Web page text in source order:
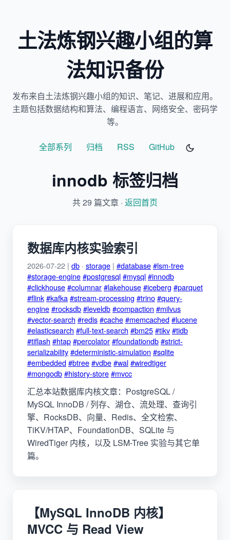
土法炼钢兴趣小组的算
法知识备份
发布来自土法炼钢兴趣小组的知识、笔记、进展和应用。
主题包括数据结构和算法、编程语言、网络安全、密码学
等。
全部系列 归档 RSS GitHub
innodb 标签归档
共 29 篇文章 · 返回首页
数据库内核实验索引
2026-07-22 | db · storage | #database#lsm-tree
#storage-engine#postgresql#mysql#innodb
#clickhouse#columnar#lakehouse#iceberg #parquet
#flink#kafka#stream-processing #trino#query-
engine#rocksdb#leveldb#compaction #milvus
#vector-search #redis#cache#memcached#lucene
#elasticsearch #full-text-search #bm25#tikv#tidb
#tiflash #htap#percolator#foundationdb#strict-
serializability#deterministic-simulation #sqlite
#embedded#btree#vdbe#wal#wiredtiger
#mongodb#history-store#mvcc
汇总本站数据库内核文章：PostgreSQL /
MySQL InnoDB / 列存、湖仓、流处理、查询引
擎、RocksDB、向量、Redis、全文检索、
TiKV/HTAP、FoundationDB、SQLite 与
WiredTiger 内核，以及 LSM-Tree 实验与其它单
篇。
【MySQL InnoDB 内核】
MVCC 与 Read View